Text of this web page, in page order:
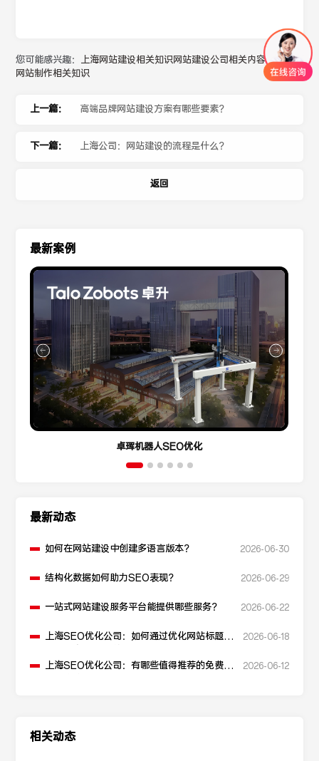
您可能感兴趣： 上海网站建设相关知识网站建设公司相关内容
网站制作相关知识
上一篇： 高端品牌网站建设方案有哪些要素？
下一篇： 上海公司：网站建设的流程是什么？
返回
最新案例
卓珲机器人SEO优化
最新动态
如何在网站建设中创建多语言版本？ 2026-06-30
结构化数据如何助力SEO表现？ 2026-06-29
一站式网站建设服务平台能提供哪些服务？ 2026-06-22
上海SEO优化公司：如何通过优化网站标题提
2026-06-18
上海SEO优化公司：有哪些值得推荐的免费
2026-06-12
相关动态